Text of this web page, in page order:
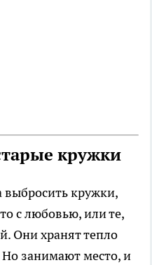
кружки
выбросить кружки,
с любовью, или те,
Они хранят тепло
занимают место, и